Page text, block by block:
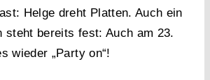
Helge dreht Platten. Auch ein
steht bereits fest: Auch am 23.
wieder „Party on“!